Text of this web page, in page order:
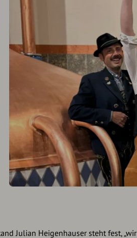
Julian Heigenhauser steht fest, „wir